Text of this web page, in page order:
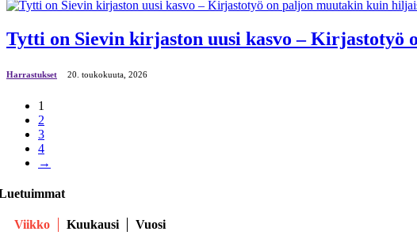
Tytti on Sievin kirjaston uusi kasvo –
Harrastukset 20. toukokuuta, 2026
1
2
3
4
→
Viikko Kuukausi Vuosi